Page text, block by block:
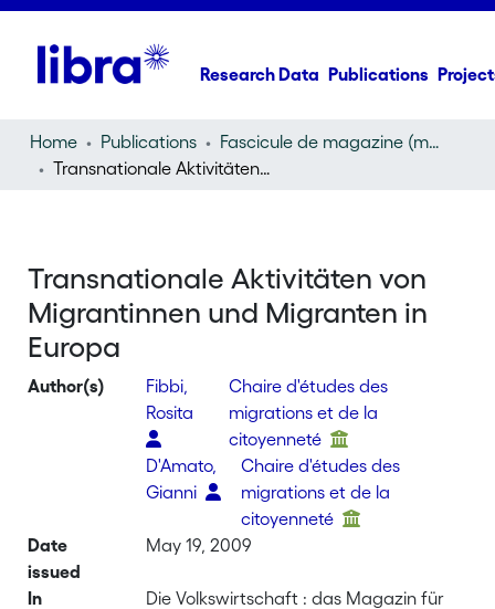
Research Data Publications
Home Publications
Fascicule de magazine (magazine)
Transnationale Aktivitäten von Migrantinnen und Migranten in Europa
Transnationale Aktivitäten von
Migrantinnen und Migranten in
Europa
Author(s)
Fibbi,
Rosita
Chaire d'études des
migrations et de la
citoyenneté
D'Amato,
Gianni
Chaire d'études des
migrations et de la
citoyenneté
Date
issued
May 19, 2009
In
Die Volkswirtschaft : das Magazin für